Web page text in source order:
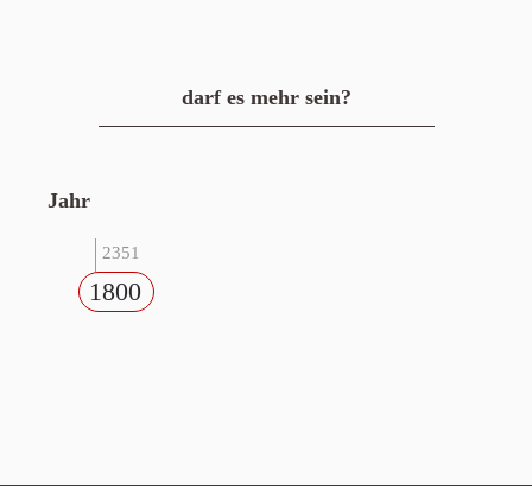
darf es mehr sein?
Jahr
2351
1800